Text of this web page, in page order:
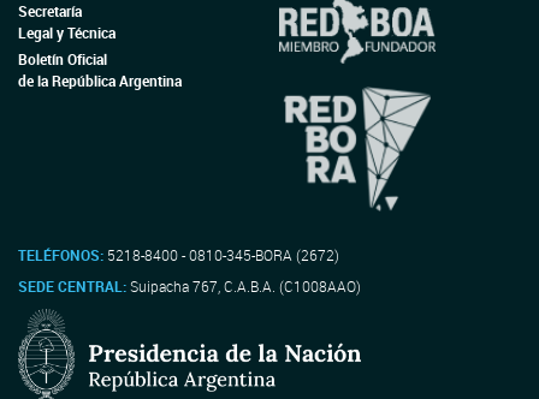
Secretaría
Legal y Técnica
Boletín Oficial
de la República Argentina
TELÉFONOS: 5218-8400 - 0810-345-BORA (2672)
SEDE CENTRAL:Suipacha 767, C.A.B.A. (C1008AAO)